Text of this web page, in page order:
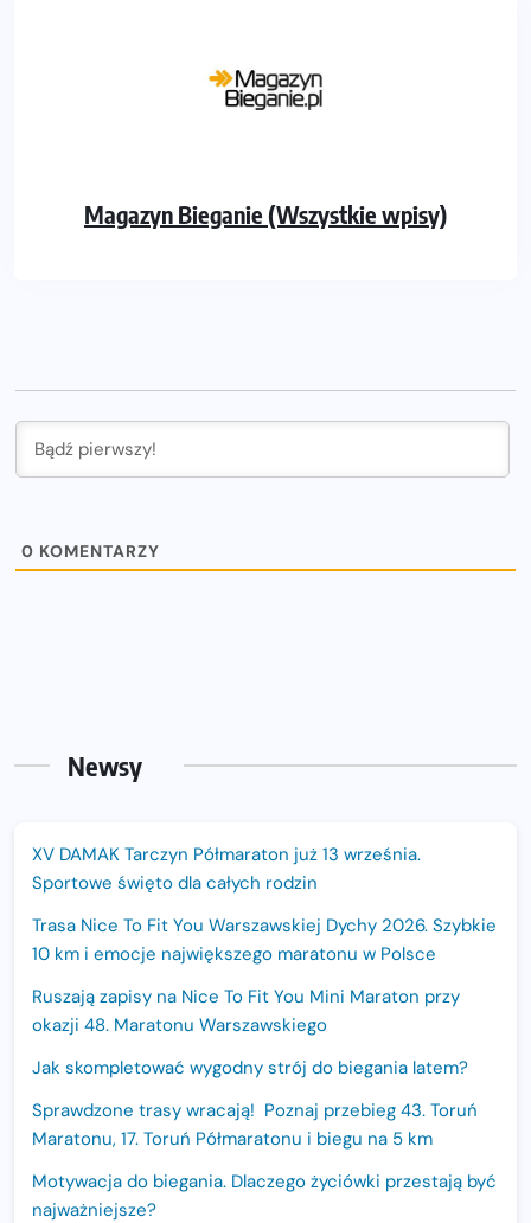
Magazyn Bieganie (Wszystkie wpisy)
0 KOMENTARZY
Newsy
XV DAMAK Tarczyn Półmaraton już 13 września.
Sportowe święto dla całych rodzin
Trasa Nice To Fit You Warszawskiej Dychy 2026. Szybkie
10 km i emocje największego maratonu w Polsce
Ruszają zapisy na Nice To Fit You Mini Maraton przy
okazji 48. Maratonu Warszawskiego
Jak skompletować wygodny strój do biegania latem?
Sprawdzone trasy wracają! Poznaj przebieg 43. Toruń
Maratonu, 17. Toruń Półmaratonu i biegu na 5 km
Motywacja do biegania. Dlaczego życiówki przestają być
najważniejsze?